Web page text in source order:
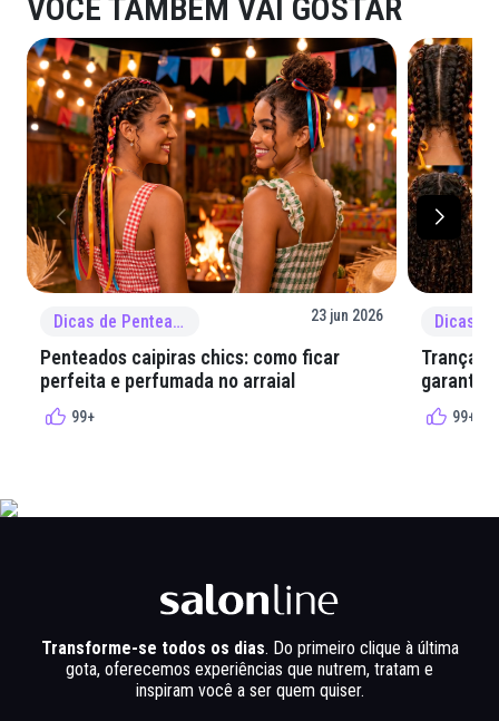
VOCÊ TAMBÉM VAI GOSTAR
Dicas de Penteado 23 jun 2026
Penteados caipiras chics: como ficar
perfeita e perfumada no arraial
99+
Tranças
garantir
99+
Transforme-se todos os dias. Do primeiro clique à última
gota, oferecemos experiências que nutrem, tratam e
inspiram você a ser quem quiser.